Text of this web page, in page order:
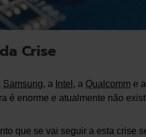
Crise
Samsung, a Intel , a Qualcomm e
é enorme e atualmente não
que se vai seguir a esta crise